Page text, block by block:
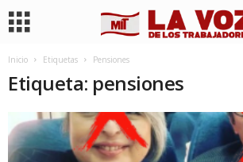
Inicio Etiquetas Pensiones
Etiqueta: pensiones